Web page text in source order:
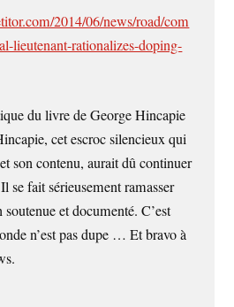
2014/06/news/road/com
lieutenant-rationalizes-doping-
du livre de George Hincapie
cet escroc silencieux qui
son contenu, aurait dû continuer
fait sérieusement ramasser
et documenté. C’est
n’est pas dupe … Et bravo à